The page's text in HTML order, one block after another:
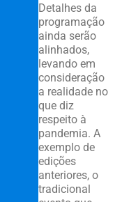
Detalhes da
programação
ainda serão
alinhados,
levando em
consideração
a realidade no
que diz
respeito à
pandemia. A
exemplo de
edições
anteriores, o
tradicional